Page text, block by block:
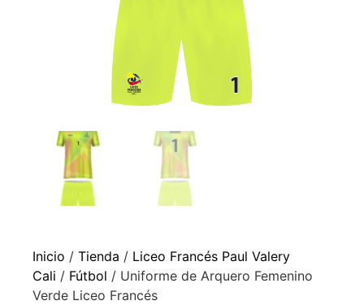
Inicio / Tienda / Liceo Francés Paul Valery
Cali / Fútbol / Uniforme de Arquero Femenino
Verde Liceo Francés